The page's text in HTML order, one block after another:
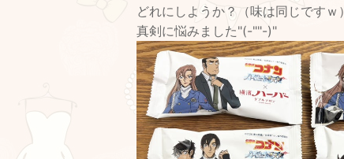
どれにしようか？（味は同じですｗ）
真剣に悩みました"(-""-)"